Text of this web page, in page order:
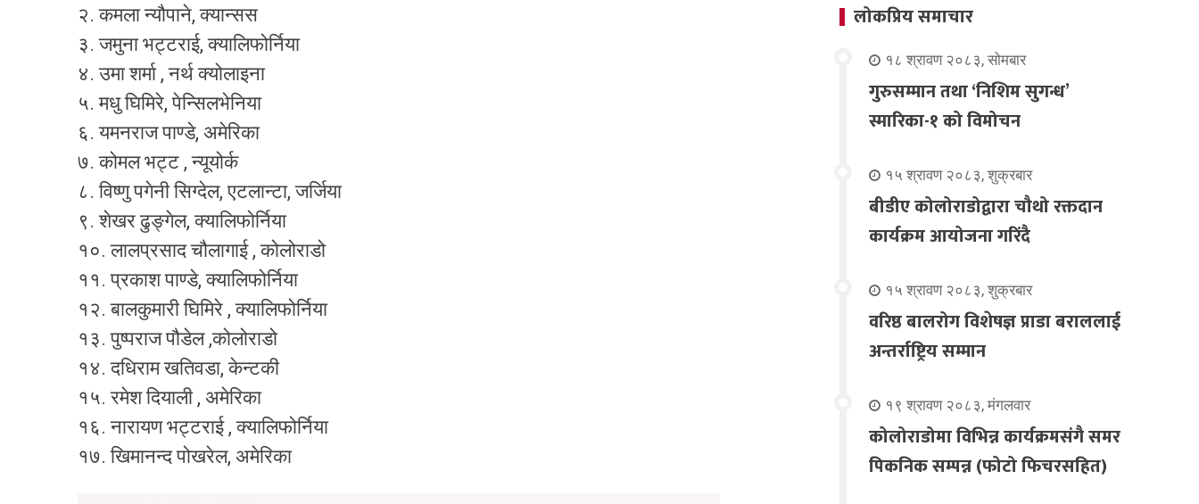
२. कमला न्यौपाने, क्यान्सस
३. जमुना भट्टराई, क्यालिफोर्निया
४. उमा शर्मा , नर्थ क्योलाइना
५. मधु घिमिरे, पेन्सिलभेनिया
६. यमनराज पाण्डे, अमेरिका
७. कोमल भट्ट , न्यूयोर्क
८. विष्णु पगेनी सिग्देल, एटलान्टा, जर्जिया
९. शेखर ढुङ्गेल, क्यालिफोर्निया
१०. लालप्रसाद चौलागाई , कोलोराडो
११. प्रकाश पाण्डे, क्यालिफोर्निया
१२. बालकुमारी घिमिरे , क्यालिफोर्निया
१३. पुष्पराज पौडेल ,कोलोराडो
१४. दधिराम खतिवडा, केन्टकी
१५. रमेश दियाली , अमेरिका
१६. नारायण भट्टराई , क्यालिफोर्निया
१७. खिमानन्द पोखरेल, अमेरिका
लोकप्रिय समाचार
१८ श्रावण २०८३, सोमबार
गुरुसम्मान तथा ‘निशिम सुगन्ध’
स्मारिका-१ को विमोचन
१५ श्रावण २०८३, शुक्रबार
बीडीए कोलोराडोद्वारा चौथो रक्तदान
कार्यक्रम आयोजना गरिंदै
१५ श्रावण २०८३, शुक्रबार
वरिष्ठ बालरोग विशेषज्ञ प्राडा बराललाई
अन्तर्राष्ट्रिय सम्मान
१९ श्रावण २०८३, मंगलवार
कोलोराडोमा विभिन्न कार्यक्रमसंगै समर
पिकनिक सम्पन्न (फोटो फिचरसहित)